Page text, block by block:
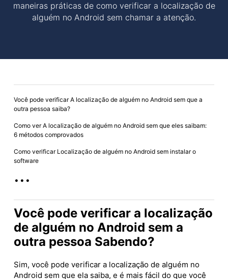
maneiras práticas de como verificar a localização de
alguém no Android sem chamar a atenção.
Você pode verificar A localização de alguém no Android sem que a
outra pessoa saiba?
Como ver A localização de alguém no Android sem que eles saibam:
6 métodos comprovados
Como verificar Localização de alguém no Android sem instalar o
software
...
Você pode verificar a localização
de alguém no Android sem a
outra pessoa Sabendo?
Sim, você pode verificar a localização de alguém no
Android sem que ela saiba, e é mais fácil do que você